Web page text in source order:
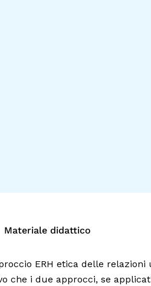
Materiale didattico
ERH etica delle
che i due approcci, se